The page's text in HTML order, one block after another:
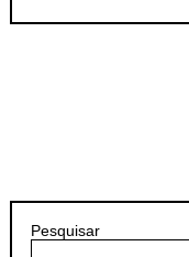
Pesquisar